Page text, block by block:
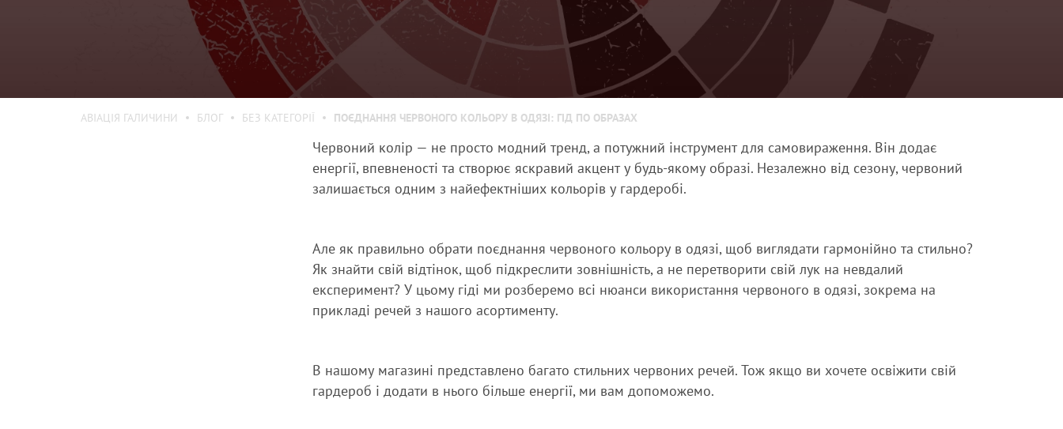
АВІАЦІЯ ГАЛИЧИНИ БЛОГ БЕЗ КАТЕГОРІЇ ПОЄДНАННЯ ЧЕРВОНОГО КОЛЬОРУ В ОДЯЗІ: ГІД ПО ОБРАЗАХ
Червоний колір — не просто модний тренд, а потужний інструмент для самовираження. Він додає
енергії, впевненості та створює яскравий акцент у будь-якому образі. Незалежно від сезону, червоний
залишається одним з найефектніших кольорів у гардеробі.
Але як правильно обрати поєднання червоного кольору в одязі, щоб виглядати гармонійно та стильно?
Як знайти свій відтінок, щоб підкреслити зовнішність, а не перетворити свій лук на невдалий
експеримент? У цьому гіді ми розберемо всі нюанси використання червоного в одязі, зокрема на
прикладі речей з нашого асортименту.
В нашому магазині представлено багато стильних червоних речей. Тож якщо ви хочете освіжити свій
гардероб і додати в нього більше енергії, ми вам допоможемо.